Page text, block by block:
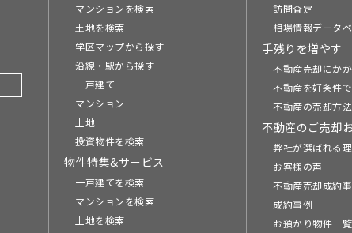
マンションを検索
土地を検索
学区マップから探す
沿線・駅から探す
一戸建て
マンション
土地
投資物件を検索
物件特集&サービス
一戸建てを検索
マンションを検索
土地を検索
訪問査定
相場情報データ
手残りを増やす
不動産売却にか
不動産を好条件
不動産の売却方法
不動産のご売却
弊社が選ばれる
お客様の声
不動産売却成約
成約事例
お預かり物件一覧